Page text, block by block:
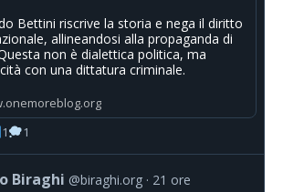
Bettini riscrive la storia e nega il diritto
allineandosi alla propaganda di
non è dialettica politica, ma
con una dittatura criminale.
1 1
Biraghi @biraghi.org 21 ore